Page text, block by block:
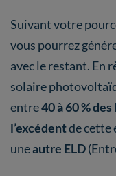
Suivant votre
vous pourrez
avec le restant. En
solaire
entre40 à 60 %
l’excédentde cette
uneautre ELD